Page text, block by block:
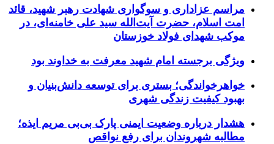
مراسم عزاداری و سوگواری شهادت رهبر شهید، قائد
امت اسلام، حضرت آیت‌الله سید علی خامنه‌ای، در
موکب شهدای فولاد خوزستان
ویژگی برجسته امام شهید معرفت به خداوند بود
خواهرخواندگی؛ بستری برای توسعه دانش‌بنیان و
بهبود کیفیت زندگی شهری
هشدار درباره وضعیت ایمنی پارک بی‌بی مریم ایذه؛
مطالبه شهروندان برای رفع نواقص